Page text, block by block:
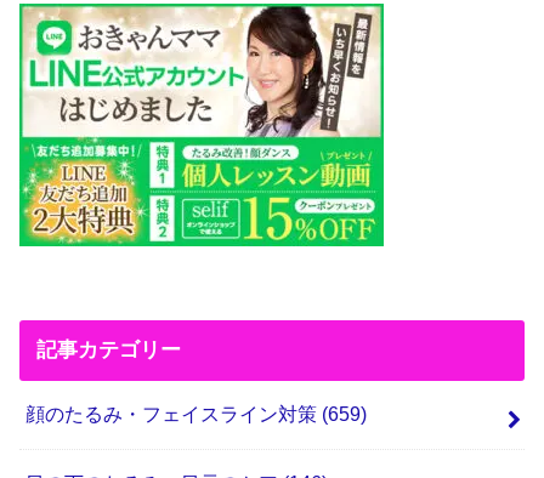
記事カテゴリー
顔のたるみ・フェイスライン対策 (659)